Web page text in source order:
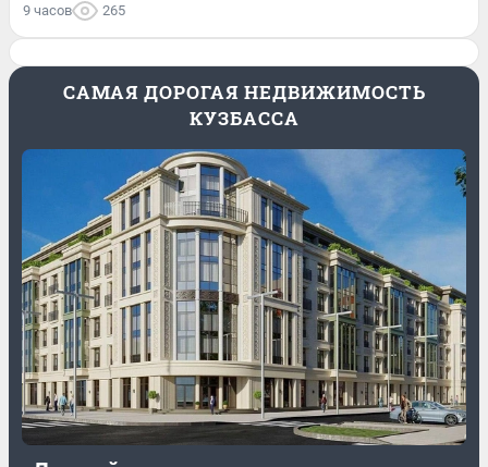
9 часов 265
САМАЯ ДОРОГАЯ НЕДВИЖИМОСТЬ
КУЗБАССА